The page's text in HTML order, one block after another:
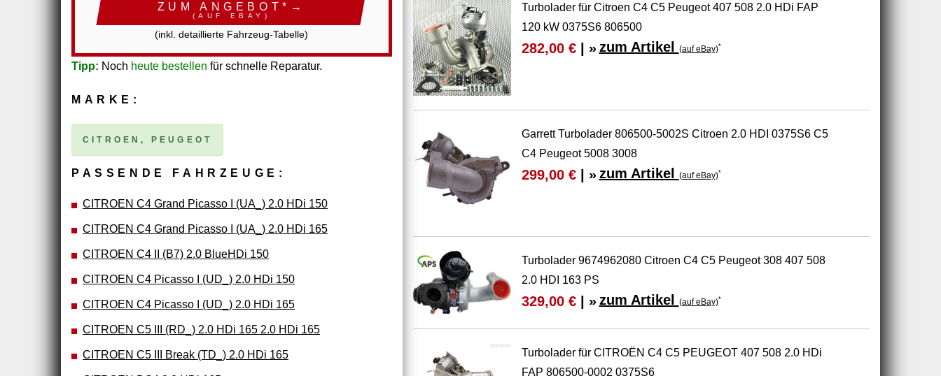
ZUM ANGEBOT*→
(AUF EBAY)
(inkl. detaillierte Fahrzeug-Tabelle)
Tipp: Noch heute bestellen für schnelle Reparatur.
MARKE:
CITROEN, PEUGEOT
PASSENDE FAHRZEUGE:
CITROEN C4 Grand Picasso I (UA_) 2.0 HDi 150
CITROEN C4 Grand Picasso I (UA_) 2.0 HDi 165
CITROEN C4 II (B7) 2.0 BlueHDi 150
CITROEN C4 Picasso I (UD_) 2.0 HDi 150
CITROEN C4 Picasso I (UD_) 2.0 HDi 165
CITROEN C5 III (RD_) 2.0 HDi 165 2.0 HDi 165
CITROEN C5 III Break (TD_) 2.0 HDi 165
Turbolader für Citroen C4 C5 Peugeot 407 508 2.0 HDi FAP
120 kW 0375S6 806500
282,00 €| » zum Artikel (auf eBay)*
Garrett Turbolader 806500-5002S Citroen 2.0 HDI 0375S6 C5
C4 Peugeot 5008 3008
299,00 €| » zum Artikel (auf eBay)*
Turbolader 9674962080 Citroen C4 C5 Peugeot 308 407 508
2.0 HDI 163 PS
329,00 €| » zum Artikel (auf eBay)*
Turbolader für CITROËN C4 C5 PEUGEOT 407 508 2.0 HDi
FAP 806500-0002 0375S6